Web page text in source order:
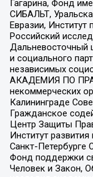
Гагарина, Фонд
СИБАЛЬТ,
Евразии,
Российский
Дальневосточный
и социального
независимых
АКАДЕМИЯ ПО
некоммерческих
Калининграде
Гражданское
Центр Защиты
Институт
Санкт-Петербурге
Фонд поддержки
Человек и Закон,